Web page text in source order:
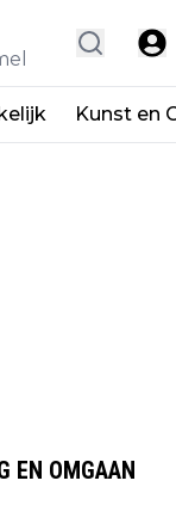
Kunst en
EN OMGAAN